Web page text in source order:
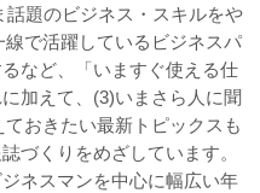
題のビジネス・スキルをや
で活躍しているビジネスパ
など、「いますぐ使える仕
加えて、(3)いまさら人に聞
おきたい最新トピックスも
づくりをめざしています。
ネスマンを中心に幅広い年